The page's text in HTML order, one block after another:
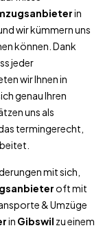
in
wir kümmern uns
können. Dank
jeder
wir Ihnen in
genau Ihren
uns als
das termingerecht,
mit sich,
oft mit
& Umzüge
in Gibswil zu einem